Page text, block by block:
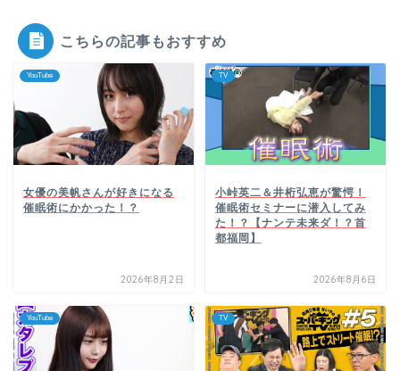
こちらの記事もおすすめ
YouTube
女優の美帆さんが好きになる
催眠術にかかった！？
2026年8月2日
TV
小峠英二＆井桁弘恵が驚愕！
催眠術セミナーに潜入してみ
た！？【ナンテ未来ダ！？首
都福岡】
2026年8月6日
YouTube TV